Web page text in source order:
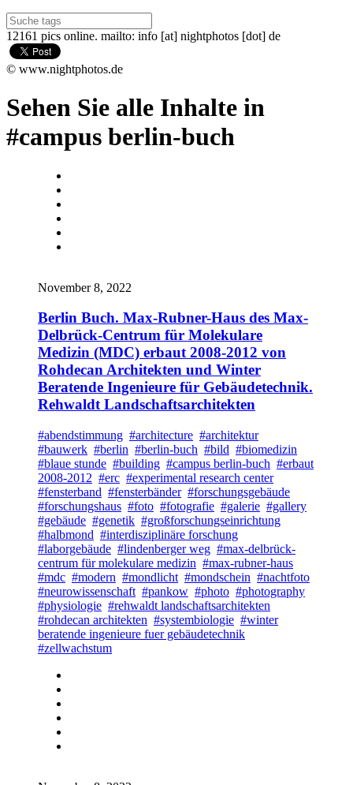
12161 pics online. mailto: info [at] nightphotos [dot] de
© www.nightphotos.de
Sehen Sie alle Inhalte in
#campus berlin-buch
November 8, 2022
Berlin Buch. Max-Rubner-Haus des Max-
Delbrück-Centrum für Molekulare
Medizin (MDC) erbaut 2008-2012 von
Rohdecan Architekten und Winter
Beratende Ingenieure für Gebäudetechnik.
Rehwaldt Landschaftsarchitekten
#abendstimmung #architecture #architektur
#bauwerk #berlin #berlin-buch #bild #biomedizin
#blaue stunde #building #campus berlin-buch #erbaut
2008-2012 #erc #experimental research center
#fensterband #fensterbänder #forschungsgebäude
#forschungshaus #foto #fotografie #galerie #gallery
#gebäude #genetik #großforschungseinrichtung
#halbmond #interdisziplinäre forschung
#laborgebäude #lindenberger weg #max-delbrück-
centrum für molekulare medizin #max-rubner-haus
#mdc #modern #mondlicht #mondschein #nachtfoto
#neurowissenschaft #pankow #photo #photography
#physiologie #rehwaldt landschaftsarchitekten
#rohdecan architekten #systembiologie #winter
beratende ingenieure fuer gebäudetechnik
#zellwachstum